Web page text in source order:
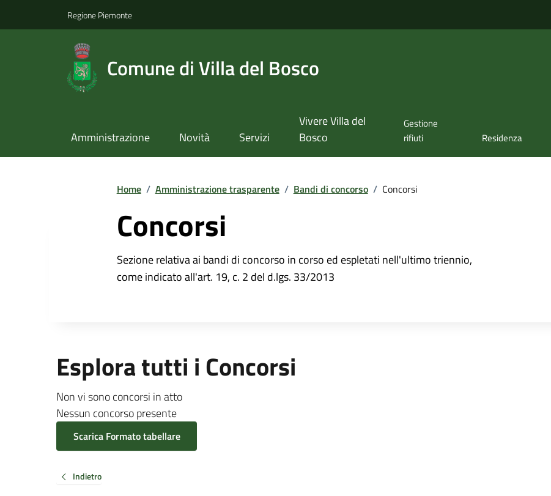
Regione Piemonte
Comune di Villa del Bosco
Amministrazione Novità Servizi
Vivere Villa del
Bosco
Gestione
rifiuti
Residenza
Home / Amministrazione trasparente / Bandi di concorso / Concorsi
Concorsi
Sezione relativa ai bandi di concorso in corso ed espletati nell'ultimo triennio,
come indicato all'art. 19, c. 2 del d.lgs. 33/2013
Esplora tutti i Concorsi
Non vi sono concorsi in atto
Nessun concorso presente
Scarica Formato tabellare
Indietro